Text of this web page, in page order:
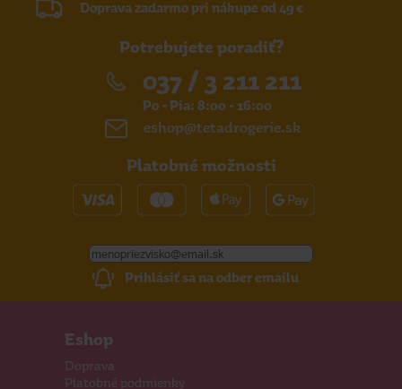
Doprava zadarmo pri nákupe od 49 €
Potrebujete poradiť?
037 / 3 211 211
Po - Pia: 8:00 - 16:00
eshop@tetadrogerie.sk
Platobné možnosti
Prihlásiť sa na odber emailu
Eshop
Doprava
Platobné podmienky